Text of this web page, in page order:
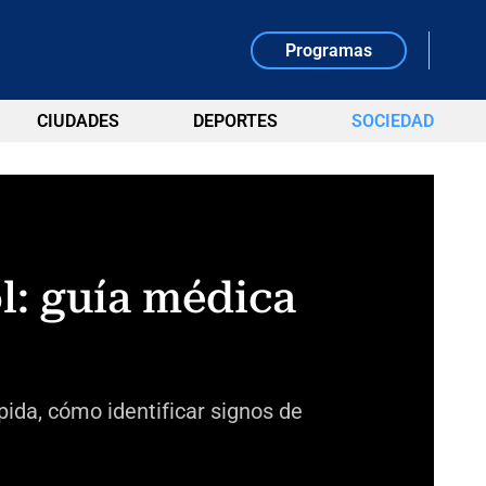
Programas
CIUDADES DEPORTES SOCIEDAD
guía médica
cómo identificar signos de